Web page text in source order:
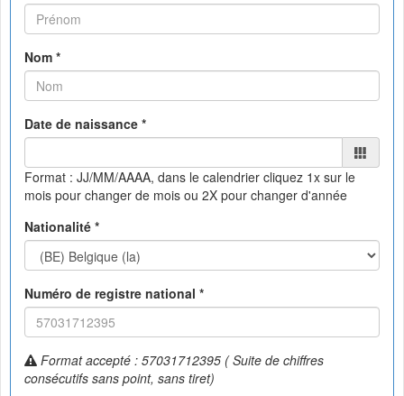
Nom *
Date de naissance *
Format : JJ/MM/AAAA, dans le calendrier cliquez 1x sur le
mois pour changer de mois ou 2X pour changer d'année
Nationalité *
Numéro de registre national *
Format accepté : 57031712395 ( Suite de chiffres
consécutifs sans point, sans tiret)